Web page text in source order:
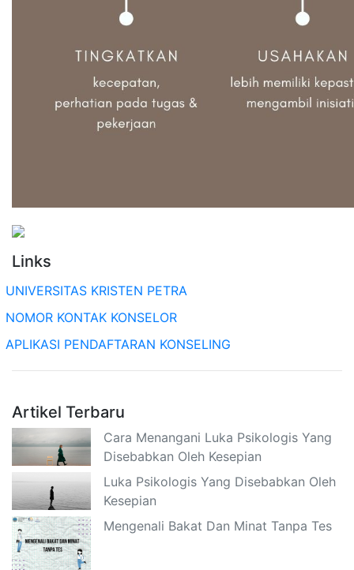
Links
UNIVERSITAS KRISTEN PETRA
NOMOR KONTAK KONSELOR
APLIKASI PENDAFTARAN KONSELING
Artikel Terbaru
Cara Menangani Luka Psikologis Yang
Disebabkan Oleh Kesepian
Luka Psikologis Yang Disebabkan Oleh
Kesepian
Mengenali Bakat Dan Minat Tanpa Tes